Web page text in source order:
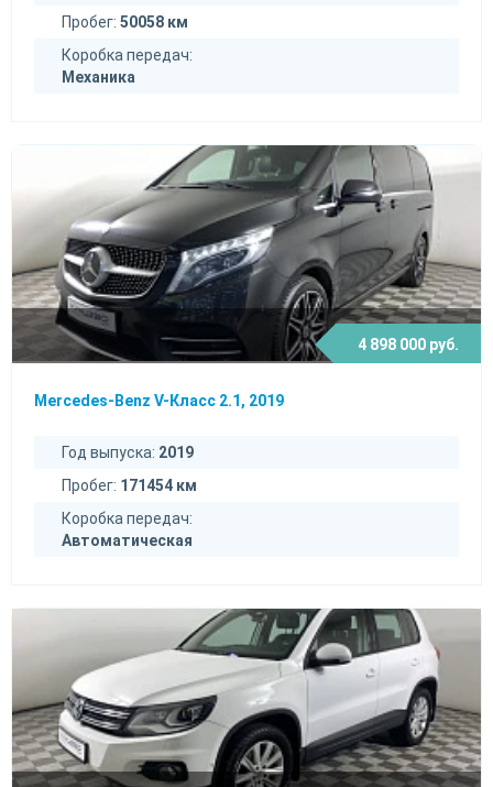
Пробег: 50058 км
Коробка передач:
Механика
4 898 000 руб.
Mercedes-Benz V-Класс 2.1, 2019
Год выпуска: 2019
Пробег: 171454 км
Коробка передач:
Автоматическая